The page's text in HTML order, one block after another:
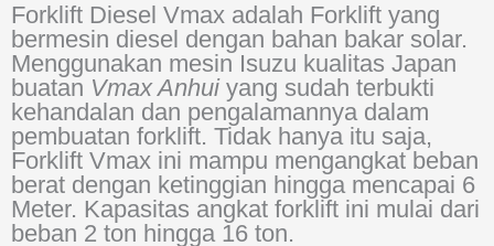
Forklift Diesel Vmax adalah Forklift yang
bermesin diesel dengan bahan bakar solar.
Menggunakan mesin Isuzu kualitas Japan
buatan Vmax Anhuiyang sudah terbukti
kehandalan dan pengalamannya dalam
pembuatan forklift. Tidak hanya itu saja,
Forklift Vmax ini mampu mengangkat beban
berat dengan ketinggian hingga mencapai 6
Meter. Kapasitas angkat forklift ini mulai dari
beban 2 ton hingga 16 ton.